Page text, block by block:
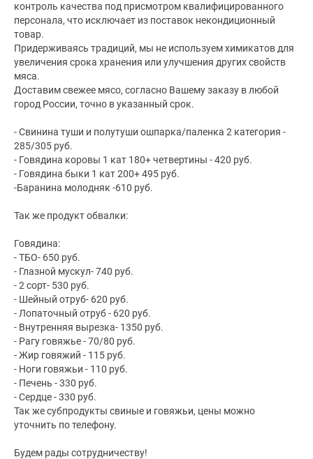
контроль качества под присмотром квалифицированного
персонала, что исключает из поставок некондиционный
товар.
Придерживаясь традиций, мы не используем химикатов для
увеличения срока хранения или улучшения других свойств
мяса.
Доставим свежее мясо, согласно Вашему заказу в любой
город России, точно в указанный срок.
- Свинина туши и полутуши ошпарка/паленка 2 категория -
285/305 руб.
- Говядина коровы 1 кат 180+ четвертины - 420 руб.
- Говядина быки 1 кат 200+ 495 руб.
-Баранина молодняк -610 руб.
Так же продукт обвалки:
Говядина:
- ТБО- 650 руб.
- Глазной мускул- 740 руб.
- 2 сорт- 530 руб.
- Шейный отруб- 620 руб.
- Лопаточный отруб - 620 руб.
- Внутренняя вырезка- 1350 руб.
- Рагу говяжье - 70/80 руб.
- Жир говяжий - 115 руб.
- Ноги говяжьи - 110 руб.
- Печень - 330 руб.
- Сердце - 330 руб.
Так же субпродукты свиные и говяжьи, цены можно
уточнить по телефону.
Будем рады сотрудничеству!